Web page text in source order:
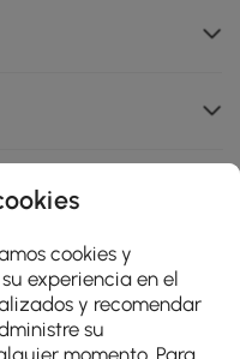
cookies y
experiencia en el
y recomendar
su
momento. Para